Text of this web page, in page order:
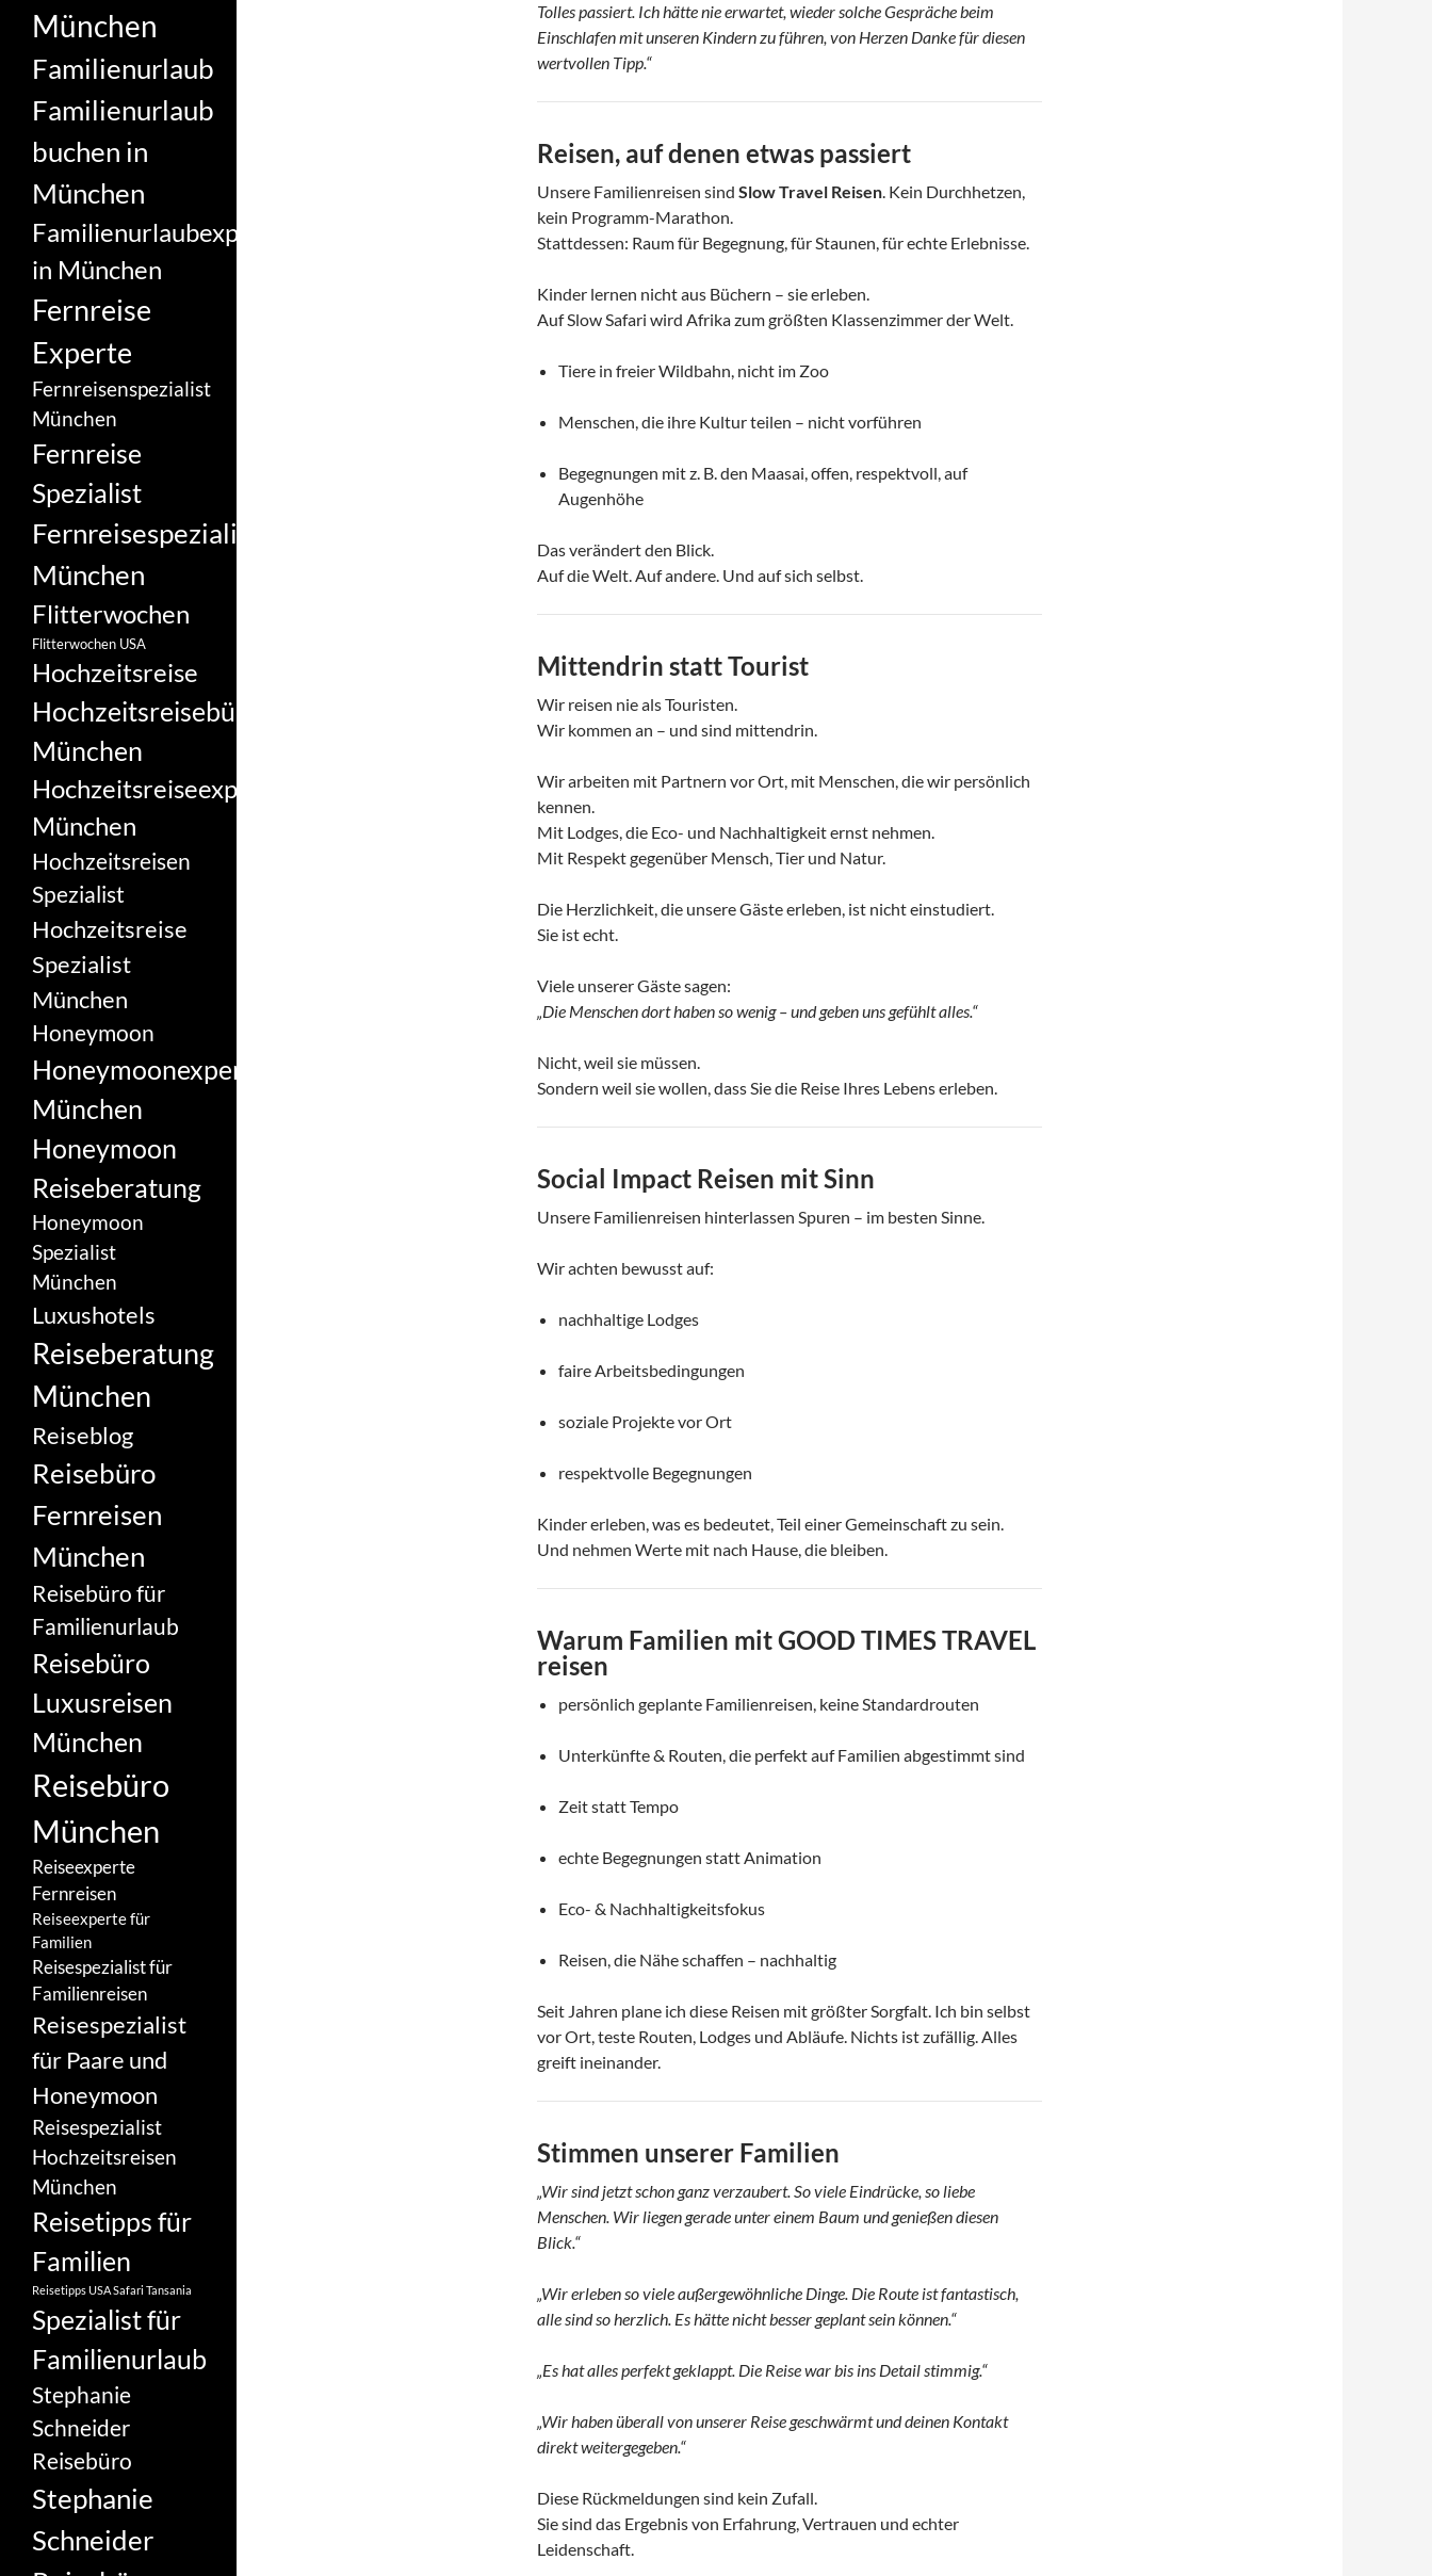
Tolles passiert. Ich hätte nie erwartet, wieder solche Gespräche beim
Einschlafen mit unseren Kindern zu führen, von Herzen Danke für diesen
wertvollen Tipp.“
Reisen, auf denen etwas passiert
Unsere Familienreisen sind Slow Travel Reisen. Kein Durchhetzen,
kein Programm-Marathon.
Stattdessen: Raum für Begegnung, für Staunen, für echte Erlebnisse.
Kinder lernen nicht aus Büchern – sie erleben.
Auf Slow Safari wird Afrika zum größten Klassenzimmer der Welt.
Tiere in freier Wildbahn, nicht im Zoo
Menschen, die ihre Kultur teilen – nicht vorführen
Begegnungen mit z. B. den Maasai, offen, respektvoll, auf
Augenhöhe
Das verändert den Blick.
Auf die Welt. Auf andere. Und auf sich selbst.
Mittendrin statt Tourist
Wir reisen nie als Touristen.
Wir kommen an – und sind mittendrin.
Wir arbeiten mit Partnern vor Ort, mit Menschen, die wir persönlich
kennen.
Mit Lodges, die Eco- und Nachhaltigkeit ernst nehmen.
Mit Respekt gegenüber Mensch, Tier und Natur.
Die Herzlichkeit, die unsere Gäste erleben, ist nicht einstudiert.
Sie ist echt.
Viele unserer Gäste sagen:
„Die Menschen dort haben so wenig – und geben uns gefühlt alles.“
Nicht, weil sie müssen.
Sondern weil sie wollen, dass Sie die Reise Ihres Lebens erleben.
Social Impact Reisen mit Sinn
Unsere Familienreisen hinterlassen Spuren – im besten Sinne.
Wir achten bewusst auf:
nachhaltige Lodges
faire Arbeitsbedingungen
soziale Projekte vor Ort
respektvolle Begegnungen
Kinder erleben, was es bedeutet, Teil einer Gemeinschaft zu sein.
Und nehmen Werte mit nach Hause, die bleiben.
Warum Familien mit GOOD TIMES TRAVEL
reisen
persönlich geplante Familienreisen, keine Standardrouten
Unterkünfte & Routen, die perfekt auf Familien abgestimmt sind
Zeit statt Tempo
echte Begegnungen statt Animation
Eco- & Nachhaltigkeitsfokus
Reisen, die Nähe schaffen – nachhaltig
Seit Jahren plane ich diese Reisen mit größter Sorgfalt. Ich bin selbst
vor Ort, teste Routen, Lodges und Abläufe. Nichts ist zufällig. Alles
greift ineinander.
Stimmen unserer Familien
„Wir sind jetzt schon ganz verzaubert. So viele Eindrücke, so liebe
Menschen. Wir liegen gerade unter einem Baum und genießen diesen
Blick.“
„Wir erleben so viele außergewöhnliche Dinge. Die Route ist fantastisch,
alle sind so herzlich. Es hätte nicht besser geplant sein können.“
„Es hat alles perfekt geklappt. Die Reise war bis ins Detail stimmig.“
„Wir haben überall von unserer Reise geschwärmt und deinen Kontakt
direkt weitergegeben.“
Diese Rückmeldungen sind kein Zufall.
Sie sind das Ergebnis von Erfahrung, Vertrauen und echter
Leidenschaft.
München
Familienurlaub
Familienurlaub
buchen in
München
Familienurlaubexperte
in München
Fernreise
Experte
Fernreisenspezialist
München
Fernreise
Spezialist
Fernreisespezialist
München
Flitterwochen
Flitterwochen USA
Hochzeitsreise
Hochzeitsreisebüro
München
Hochzeitsreiseexperte
München
Hochzeitsreisen
Spezialist
Hochzeitsreise
Spezialist
München
Honeymoon
Honeymoonexperte
München
Honeymoon
Reiseberatung
Honeymoon
Spezialist
München
Luxushotels
Reiseberatung
München
Reiseblog
Reisebüro
Fernreisen
München
Reisebüro für
Familienurlaub
Reisebüro
Luxusreisen
München
Reisebüro
München
Reiseexperte
Fernreisen
Reiseexperte für
Familien
Reisespezialist für
Familienreisen
Reisespezialist
für Paare und
Honeymoon
Reisespezialist
Hochzeitsreisen
München
Reisetipps für
Familien
Reisetipps USASafari Tansania
Spezialist für
Familienurlaub
Stephanie
Schneider
Reisebüro
Stephanie
Schneider